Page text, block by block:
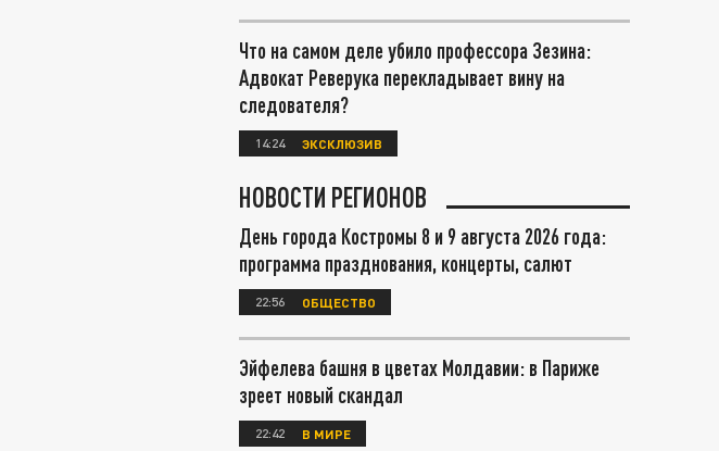
Что на самом деле убило профессора Зезина:
Адвокат Реверука перекладывает вину на
следователя?
14:24 ЭКСКЛЮЗИВ
НОВОСТИ РЕГИОНОВ
День города Костромы 8 и 9 августа 2026 года:
программа празднования, концерты, салют
22:56 ОБЩЕСТВО
Эйфелева башня в цветах Молдавии: в Париже
зреет новый скандал
22:42 В МИРЕ